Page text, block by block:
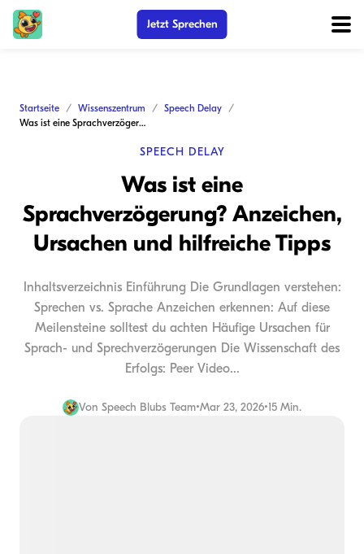
Jetzt Sprechen
Startseite Wissenszentrum
Speech Delay
Was ist eine Sprachverzögerung? Anzeichen, Ursachen und hilfreiche Tipps
SPEECH DELAY
Was ist eine
Sprachverzögerung? Anzeichen,
Ursachen und hilfreiche Tipps
Inhaltsverzeichnis Einführung Die Grundlagen verstehen:
Sprechen vs. Sprache Anzeichen erkennen: Auf diese
Meilensteine solltest du achten Häufige Ursachen für
Sprach- und Sprechverzögerungen Die Wissenschaft des
Erfolgs: Peer Video...
Von Speech Blubs Team•Mar 23, 2026•15 Min.